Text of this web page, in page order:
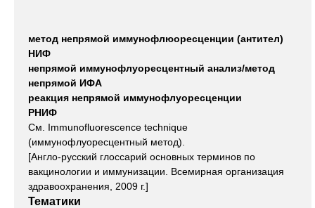
метод непрямой иммунофлюоресценции (антител)
НИФ
непрямой иммунофлуоресцентный анализ/метод
непрямой ИФА
реакция непрямой иммунофлуоресценции
РНИФ
См. Immunofluorescence technique
(иммунофлуоресцентный метод).
[Англо-русский глоссарий основных терминов по
вакцинологии и иммунизации. Всемирная организация
здравоохранения, 2009 г.]
Тематики